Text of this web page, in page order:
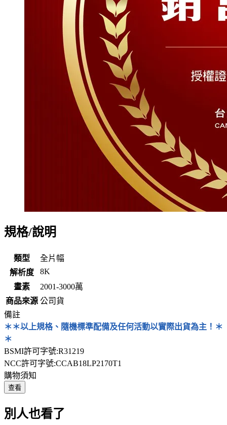
規格/說明
類型
全片幅
解析度
8K
畫素
2001-3000萬
商品來源 公司貨
備註
＊＊以上規格、隨機標準配備及任何活動以實際出貨為主！＊
＊
BSMI許可字號:R31219
NCC許可字號:CCAB18LP2170T1
購物須知
查看
別人也看了